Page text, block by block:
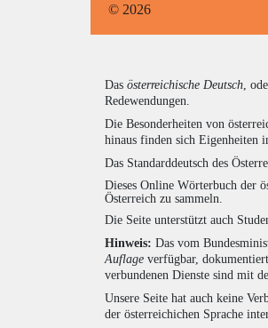
© 2026
Das österreichische Deutsch ,
Redewendungen.
Die Besonderheiten von
hinaus finden sich Eigenheiten
Das Standarddeutsch des
Dieses Online Wörterbuch der
Österreich zu sammeln.
Die Seite unterstützt auch
Hinweis: Das vom
Auflage verfügbar,
verbundenen Dienste sind mit
Unsere Seite hat auch keine
der österreichichen Sprache